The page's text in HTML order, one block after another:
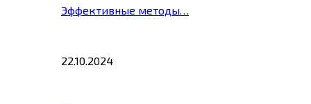
Эффективные методы…
22.10.2024